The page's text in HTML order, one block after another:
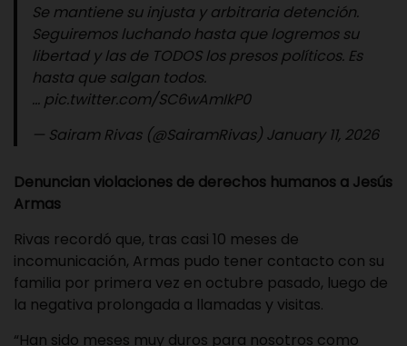
Se mantiene su injusta y arbitraria detención.
Seguiremos luchando hasta que logremos su
libertad y las de TODOS los presos políticos. Es
hasta que salgan todos.
… pic.twitter.com/SC6wAmIkP0
— Sairam Rivas (@SairamRivas) January 11, 2026
Denuncian violaciones de derechos humanos a Jesús
Armas
Rivas recordó que, tras casi 10 meses de
incomunicación, Armas pudo tener contacto con su
familia por primera vez en octubre pasado, luego de
la negativa prolongada a llamadas y visitas.
“Han sido meses muy duros para nosotros como